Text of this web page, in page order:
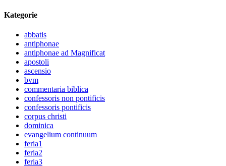
Kategorie
abbatis
antiphonae
antiphonae ad Magnificat
apostoli
ascensio
bvm
commentaria biblica
confessoris non pontificis
confessoris pontificis
corpus christi
dominica
evangelium continuum
feria1
feria2
feria3